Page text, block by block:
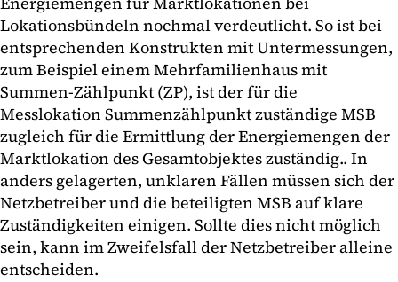
Lokationsbündeln nochmal verdeutlicht. So ist bei
entsprechenden Konstrukten mit Untermessungen,
zum Beispiel einem Mehrfamilienhaus mit
Summen-Zählpunkt (ZP), ist der für die
Messlokation Summenzählpunkt zuständige MSB
zugleich für die Ermittlung der Energiemengen der
Marktlokation des Gesamtobjektes zuständig.. In
anders gelagerten, unklaren Fällen müssen sich der
Netzbetreiber und die beteiligten MSB auf klare
Zuständigkeiten einigen. Sollte dies nicht möglich
sein, kann im Zweifelsfall der Netzbetreiber alleine
entscheiden.